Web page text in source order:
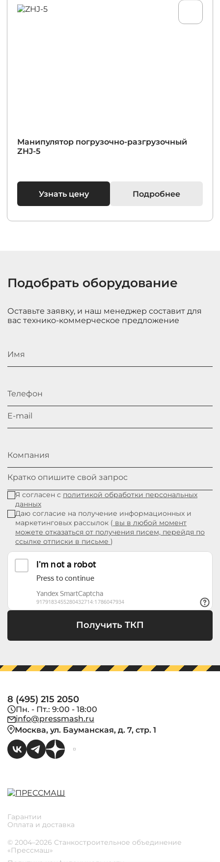
Манипулятор погрузочно-разгрузочный
ZHJ-5
Узнать цену Подробнее
Подобрать оборудование
Оставьте заявку, и наш менеджер составит для
вас технико-коммерческое предложение
Имя
Телефон
E-mail
Компания
Кратко опишите свой запрос
Я согласен с политикой обработки персональных
данных
Даю согласие на получение информационных и
маркетинговых рассылок ( вы в любой момент
можете отказаться от получения писем, перейдя по
ссылке отписки в письме )
Получить ТКП
8 (495) 215 2050
Пн. - Пт.: 9:00 - 18:00
info@pressmash.ru
Москва, ул. Бауманская, д. 7, стр. 1
Гарантии
Оплата и доставка
© 2004–2026 Станкостроительное объединение
«Прессмаш»